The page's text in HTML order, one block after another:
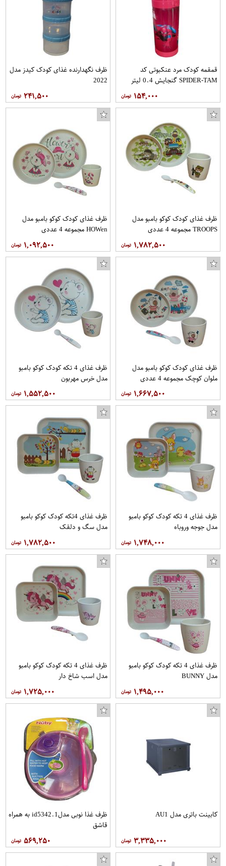
قمقمه کودک مرد عنکبوتی کد
SPIDER-TAM گنجایش 0.4 لیتر
۱۵۴,۰۰۰
ظرف نگهدارنده غذای کودک کیدز مدل
2022
۲۴۱,۵۰۰
ظرف غذای کودک کوکو بامبو مدل
TROOPS مجموعه 4 عددی
۱,۷۸۲,۵۰۰
ظرف غذای کودک کوکو بامبو مدل
HOWen مجموعه 4 عددی
۱,۰۹۲,۵۰۰
ظرف غذای کودک کوکو بامبو مدل
ملوان کوچک مجموعه 4 عددی
۱,۶۶۷,۵۰۰
ظرف غذای 4 تکه کودک کوکو بامبو
مدل خرس مهربون
۱,۵۵۲,۵۰۰
ظرف غذای 4 تکه کودک کوکو بامبو
مدل جوجه وروباه
۱,۷۴۸,۰۰۰
ظرف غذای 4تکه کودک کوکو بامبو
مدل سگ و دلقک
۱,۷۸۲,۵۰۰
ظرف غذای 4 تکه کودک کوکو بامبو
مدل BUNNY
۱,۴۹۵,۰۰۰
ظرف غذای 4 تکه کودک کوکو بامبو
مدل اسب شاخ دار
۱,۷۲۵,۰۰۰
کابینت باتری مدل AU1
۳,۳۳۵,۰۰۰
ظرف غذا نوبی مدلid5342.1 به همراه
قاشق
۵۶۹,۲۵۰